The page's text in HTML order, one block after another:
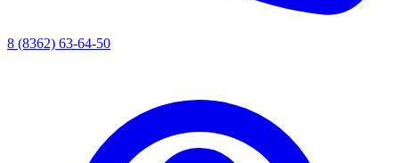
8 (8362) 63-64-50